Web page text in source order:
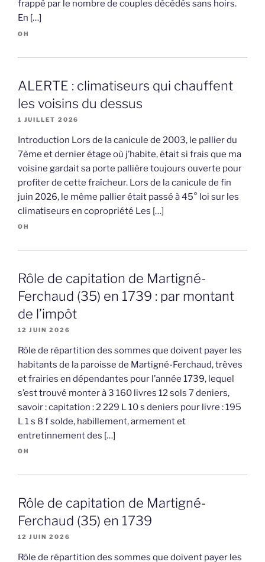
frappé par le nombre de couples décédés sans hoirs.
En […]
OH
ALERTE : climatiseurs qui chauffent
les voisins du dessus
1 JUILLET 2026
Introduction Lors de la canicule de 2003, le pallier du
7ème et dernier étage où j’habite, était si frais que ma
voisine gardait sa porte pallière toujours ouverte pour
profiter de cette fraîcheur. Lors de la canicule de fin
juin 2026, le même pallier était passé à 45° loi sur les
climatiseurs en copropriété Les […]
OH
Rôle de capitation de Martigné-
Ferchaud (35) en 1739 : par montant
de l’impôt
12 JUIN 2026
Rôle de répartition des sommes que doivent payer les
habitants de la paroisse de Martigné-Ferchaud, trèves
et frairies en dépendantes pour l’année 1739, lequel
s’est trouvé monter à 3 160 livres 12 sols 7 deniers,
savoir : capitation : 2 229 L 10 s deniers pour livre : 195
L 1 s 8 f solde, habillement, armement et
entretinnement des […]
OH
Rôle de capitation de Martigné-
Ferchaud (35) en 1739
12 JUIN 2026
Rôle de répartition des sommes que doivent payer les